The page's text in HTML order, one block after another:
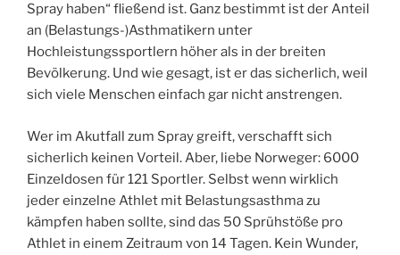
Spray haben“ fließend ist. Ganz bestimmt ist der Anteil
an (Belastungs-)Asthmatikern unter
Hochleistungssportlern höher als in der breiten
Bevölkerung. Und wie gesagt, ist er das sicherlich, weil
sich viele Menschen einfach gar nicht anstrengen.
Wer im Akutfall zum Spray greift, verschafft sich
sicherlich keinen Vorteil. Aber, liebe Norweger: 6000
Einzeldosen für 121 Sportler. Selbst wenn wirklich
jeder einzelne Athlet mit Belastungsasthma zu
kämpfen haben sollte, sind das 50 Sprühstöße pro
Athlet in einem Zeitraum von 14 Tagen. Kein Wunder,